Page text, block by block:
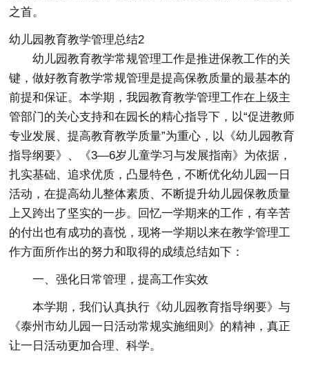
之首。
幼儿园教育教学管理总结2
幼儿园教育教学常规管理工作是推进保教工作的关
键，做好教育教学常规管理是提高保教质量的最基本的
前提和保证。本学期，我园教育教学管理工作在上级主
管部门的关心支持和在园长的精心指导下，以“促进教师
专业发展、提高教育教学质量”为重心，以《幼儿园教育
指导纲要》、《3—6岁儿童学习与发展指南》为依据，
扎实基础、追求优质，凸显特色，不断优化幼儿园一日
活动，在提高幼儿整体素质、不断提升幼儿园保教质量
上又跨出了坚实的一步。回忆一学期来的工作，有辛苦
的付出也有成功的喜悦，现将一学期以来在教学管理工
作方面所作出的努力和取得的成绩总结如下：
一、强化日常管理，提高工作实效
本学期，我们认真执行《幼儿园教育指导纲要》与
《泰州市幼儿园一日活动常规实施细则》的精神，真正
让一日活动更加合理、科学。